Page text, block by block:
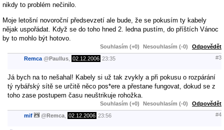
nikdy to problém nečinilo.
Moje letošní novoroční předsevzetí ale bude, že se pokusím ty kabely
nějak uspořádat. Když se do toho hned 2. ledna pustím, do příštích Vánoc
by to mohlo být hotovo.
Souhlasím (+0) Nesouhlasím (-0) Odpovědět
Remca @Paullus 02.12.2006 23:35 #3
Já bych na to nešahal! Kabely si už tak zvykly a při pokusu o rozpárání
tý rybářský sítě se určitě něco pos*ere a přestane fungovat, dokud se z
toho zase postupem času neuštrikuje rohožka.
Souhlasím (+0) Nesouhlasím (-0) Odpovědět
mif @Remca 02.12.2006 23:56 #4